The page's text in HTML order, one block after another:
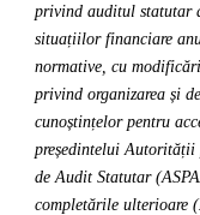
privind auditul statutar
situațiilor financiare
normative, cu
privind organizarea și
cunoștințelor pentru
președintelui Autorității
de Audit Statutar
completările ulterioare (